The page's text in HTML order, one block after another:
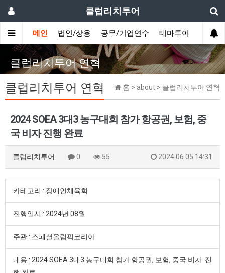
클럽리치투어
메인 법인/상용 공무/기업연수 테마투어 데이투
클럽리치투어 연혁
홈 > about > 클럽리치투어 연혁
클럽리치투어 연혁
2024 SOEA 3대3 농구대회 참가 항공권, 보험, 중
국 비자 진행 완료
클럽리치투어 0 55 2024.06.05 14:31
카테고리 : 장애인체육회
진행일시 : 2024년 08월
주관 : 스페셜올림픽코리아
내용 : 2024 SOEA 3대3 농구대회 참가 항공권, 보험, 중국 비자 진